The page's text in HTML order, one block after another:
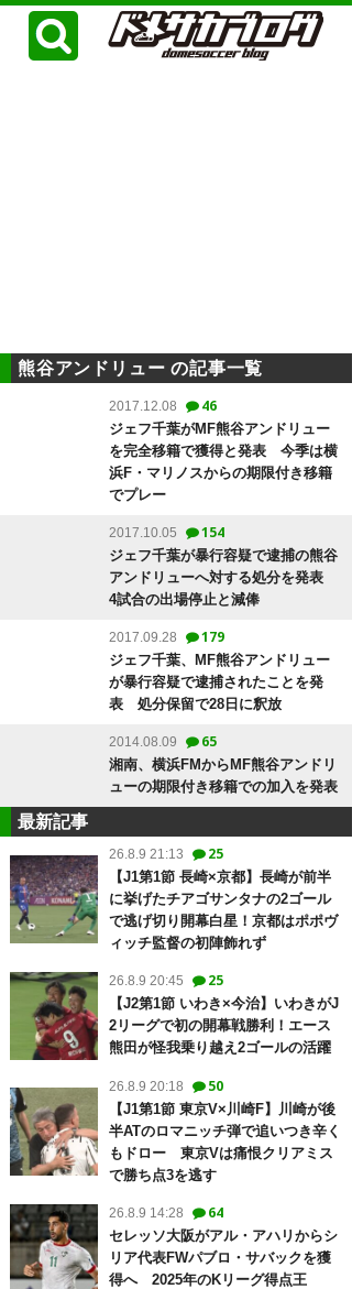
熊谷アンドリュー の記事一覧
2017.12.08 46
ジェフ千葉がMF熊谷アンドリュー
を完全移籍で獲得と発表 今季は横
浜F・マリノスからの期限付き移籍
でプレー
2017.10.05 154
ジェフ千葉が暴行容疑で逮捕の熊谷
アンドリューへ対する処分を発表
4試合の出場停止と減俸
2017.09.28 179
ジェフ千葉、MF熊谷アンドリュー
が暴行容疑で逮捕されたことを発
表 処分保留で28日に釈放
2014.08.09 65
湘南、横浜FMからMF熊谷アンドリ
ューの期限付き移籍での加入を発表
最新記事
26.8.9 21:13 25
【J1第1節 長崎×京都】長崎が前半
に挙げたチアゴサンタナの2ゴール
で逃げ切り開幕白星！京都はポポヴ
ィッチ監督の初陣飾れず
26.8.9 20:45 25
【J2第1節 いわき×今治】いわきがJ
2リーグで初の開幕戦勝利！エース
熊田が怪我乗り越え2ゴールの活躍
26.8.9 20:18 50
【J1第1節 東京V×川崎F】川崎が後
半ATのロマニッチ弾で追いつき辛く
もドロー 東京Vは痛恨クリアミス
で勝ち点3を逃す
26.8.9 14:28 64
セレッソ大阪がアル・アハリからシ
リア代表FWパブロ・サバックを獲
得へ 2025年のKリーグ得点王